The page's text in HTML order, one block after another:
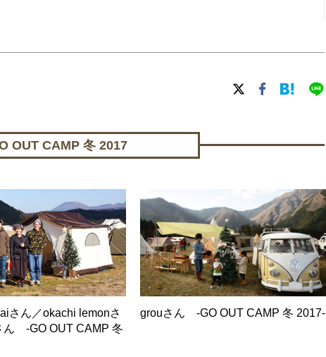
OUT CAMP 冬 2017
さん／okachi lemonさ
ん -GO OUT CAMP 冬
grouさん -GO OUT CAMP 冬 2017-